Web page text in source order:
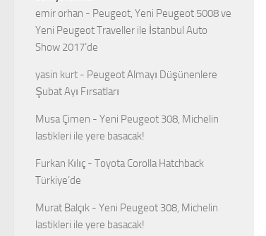
emir orhan - Peugeot, Yeni Peugeot 5008 ve
Yeni Peugeot Traveller ile İstanbul Auto
Show 2017’de
yasin kurt - Peugeot Almayı Düşünenlere
Şubat Ayı Fırsatları
Musa Çimen - Yeni Peugeot 308, Michelin
lastikleri ile yere basacak!
Furkan Kılıç - Toyota Corolla Hatchback
Türkiye’de
Murat Balçık - Yeni Peugeot 308, Michelin
lastikleri ile yere basacak!